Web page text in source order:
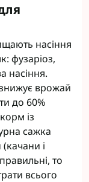
насіння
фузаріоз,
насіння.
врожай
до 60%
із
сажка
і
то
всього